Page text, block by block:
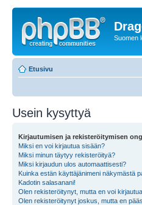
Suomen
Etusivu
Usein kysyttyä
Kirjautumisen ja rekisteröitymisen
Miksi en voi kirjautua sisään?
Miksi minun täytyy rekisteröityä?
Miksi kirjaudun ulos automaattisesti?
Kuinka estän käyttäjänimeni näkymästä
Kadotin salasanani!
Olen rekisteröitynyt, mutta en voi
Olen rekisteröitynyt joskus, mutta en